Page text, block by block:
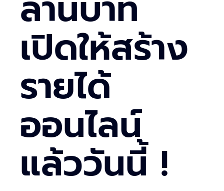
เปิดให้สร้าง
รายได้
ออนไลน์
แล้ววันนี้ !